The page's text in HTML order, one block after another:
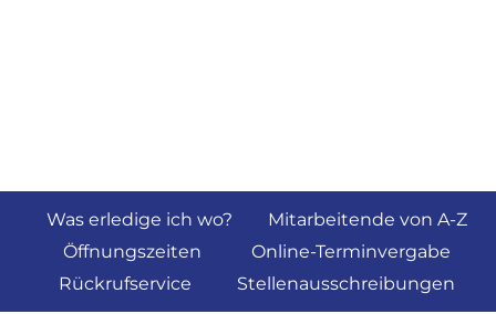
Was erledige ich wo?
Mitarbeitende von A-Z
Öffnungszeiten
Online-Terminvergabe
Rückrufservice
Stellenausschreibungen